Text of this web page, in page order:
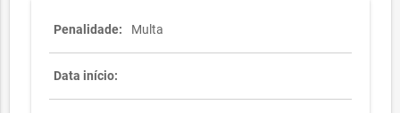
Penalidade: Multa
Data início: